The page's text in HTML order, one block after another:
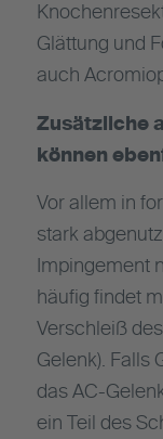
Glättung und
auch
Zusätzliche
können
Vor allem in
stark
Impingement
häufig findet
Verschleiß
Gelenk). Falls
das AC-
ein Teil des